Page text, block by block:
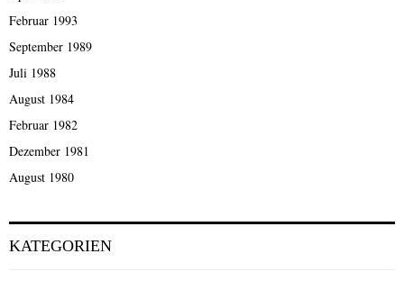
Februar 1993
September 1989
Juli 1988
August 1984
Februar 1982
Dezember 1981
August 1980
KATEGORIEN